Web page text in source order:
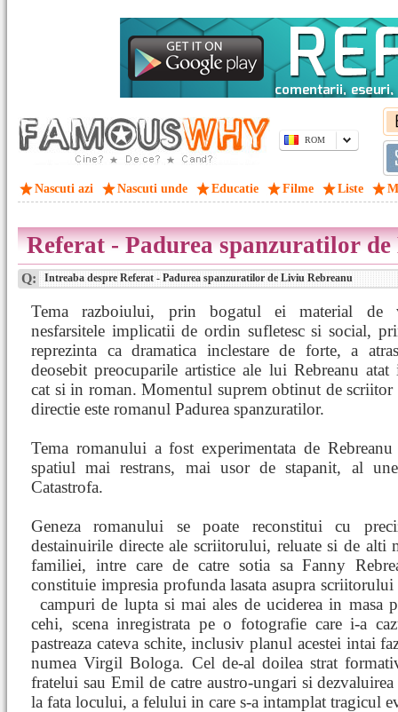
ROM
Nascuti azi Nascuti unde Educatie Filme Liste
Referat - Padurea spanzuratilor
Q: Intreaba despre Referat - Padurea spanzuratilor de Liviu Rebreanu
Tema razboiului, prin bogatul ei material de
nesfarsitele implicatii de ordin sufletesc si social,
reprezinta ca dramatica inclestare de forte, a
deosebit preocuparile artistice ale lui Rebreanu
cat si in roman. Momentul suprem obtinut de scriitor
directie este romanul Padurea spanzuratilor.
Tema romanului a fost experimentata de
spatiul mai restrans, mai usor de stapanit, al
Catastrofa.
Geneza romanului se poate reconstitui cu
destainuirile directe ale scriitorului, reluate si de alti
familiei, intre care de catre sotia sa Fanny
constituie impresia profunda lasata asupra
campuri de lupta si mai ales de uciderea in masa
cehi, scena inregistrata pe o fotografie care i-a
pastreaza cateva schite, inclusiv planul acestei intai
numea Virgil Bologa. Cel de-al doilea strat
fratelui sau Emil de catre austro-ungari si
la fata locului, a felului in care s-a intamplat tragicul